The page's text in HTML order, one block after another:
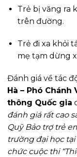
Trẻ bị văng ra
trên đường.
Trẻ đi xa khỏi
mẹ tạm dừng
Đánh giá về tác
Hà – Phó
thông Quốc gia
đánh giá rất cao
Quỹ Bảo trợ trẻ
trường đại học
chức cuộc thi